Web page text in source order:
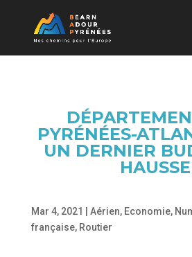
PYRÉNÉES-
UN DERNIER
HAUSSE
Mar 4, 2021 Aérien, Economie,
française, Routier